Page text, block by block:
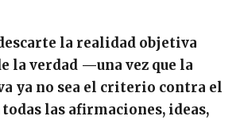
la realidad objetiva
la verdad —una vez que la
ya no sea el criterio contra el
todas las afirmaciones, ideas,